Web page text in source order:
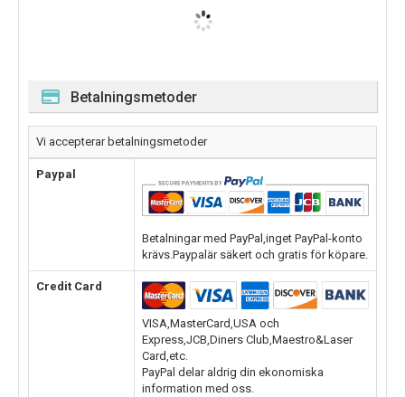
Betalningsmetoder
Vi accepterar betalningsmetoder
Paypal
Betalningar med PayPal,inget PayPal-konto
krävs.Paypalär säkert och gratis för köpare.
Credit Card
VISA,MasterCard,USA och
Express,JCB,Diners Club,Maestro&Laser
Card,etc.
PayPal delar aldrig din ekonomiska
information med oss.